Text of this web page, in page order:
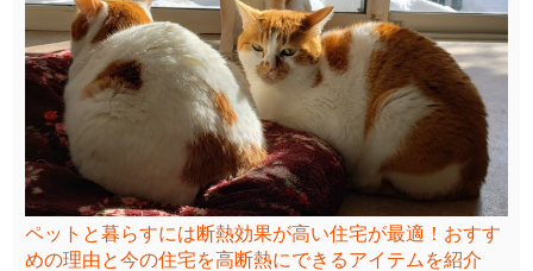
ペットと暮らすには断熱効果が高い住宅が最適！おすす
めの理由と今の住宅を高断熱にできるアイテムを紹介